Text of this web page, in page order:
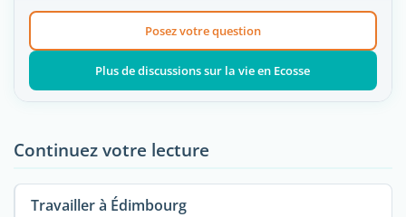
Posez votre question
Plus de discussions sur la vie en Ecosse
Continuez votre lecture
Travailler à Édimbourg